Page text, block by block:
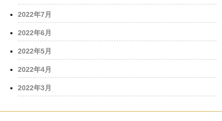
2022年7月
2022年6月
2022年5月
2022年4月
2022年3月